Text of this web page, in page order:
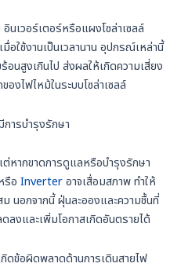
นเวอร์เตอร์หรือแผงโซล่าเซลล์
ใช้งานเป็นเวลานาน อุปกรณ์เหล่านี้
อนสูงเกินไป ส่งผลให้เกิดความเสี่ยง
งไฟไหม้ในระบบโซล่าเซลล์
การบำรุงรักษา
ต่หากขาดการดูแลหรือบำรุงรักษา
รือ Inverterอาจเสื่อมสภาพ ทำให้
นอกจากนี้ ฝุ่นละอองและความชื้นที่
งและเพิ่มโอกาสเกิดอันตรายได้
ดข้อผิดพลาดด้านการเดินสายไฟ